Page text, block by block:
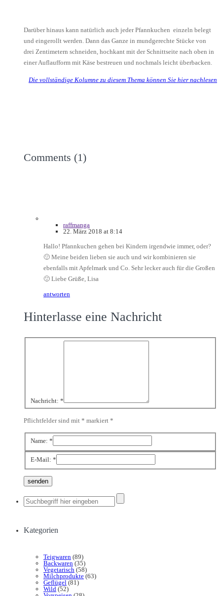
Darüber hinaus kann natürlich auch jeder Pfannkuchen einzeln belegt
und eingerollt werden. Dann das Ganze in mundgerechte Stücke von
drei Zentimetern schneiden, hochkant mit der Schnittseite nach oben in
einer Auflaufform mit Käse bestreuen und nochmals leicht überbacken.
Die vollständige Kolumne zu diesem Thema können Sie hier nachlesen
Comments (1)
raffmanga
22. März 2018 at 8:14
Hallo! Pfannkuchen gehen bei Kindern irgendwie immer, oder?
🙂 Meine beiden lieben sie auch und wir kombinieren sie
ebenfalls mit Apfelmark und Co. Sehr lecker auch für die Großen
🙂 Liebe Grüße, Lisa
antworten
Hinterlasse eine Nachricht
Nachricht: *
Pflichtfelder sind mit * markiert *
Name: *
E-Mail: *
Kategorien
Teigwaren (89)
Backwaren (35)
Vegetarisch (58)
Milchprodukte (63)
Geflügel (81)
Wild (52)